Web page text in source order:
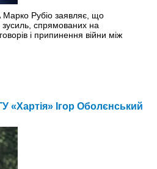
Рубіо заявляє, що
спрямованих на
і припинення війни між
«Хартія» Ігор Оболєнський